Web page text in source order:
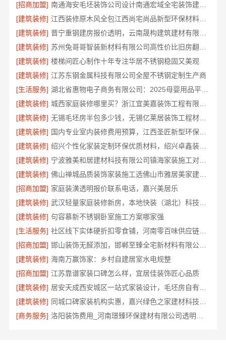
[招商加盟]
南通海安毛坯装饰公司设计南通宏域全宅装饰建材有限公司
[建筑装修]
江西装修原木风全包江西尚宅尚品新型环保材料有限公司
[建筑装修]
[建筑装修]
[建筑装修] 楼梯间匠心制作十年专注华居不锈钢稳固又美观
[建筑装修] 江苏东钢金属科技有限公司全屋不锈钢定制生产商
[生活服务]
湖北省惠物电子商务有限公司：2025母婴用品平台优缺点测评
[建筑装修]
[建筑装修]
无锡毛坯房半包多少钱，无锡亿莱居装饰工程材料有限公司
[建筑装修]
国内专业室内装修费用预算，江西圣匠新型环保材料有限公司
[建筑装修]
绍兴个性化家装定制环保优质材料，绍兴卓鑫装饰材料有限公司
[建筑装修]
宁波雅美和居建材科技有限公司镇海家装施工对接渠道
[建筑装修]
佛山禅城品质装饰家装施工选佛山市雅居美家建筑装饰工程有限公司
[招商加盟] 家庭装潢透明报价联系电话，嘉兴美居乐
[建筑装修]
[建筑装修] 句容慕新不锈钢卧室施工方案哪家强
[生活服务]
社区线下实体硬折扣零食铺，河南零百味供应链有限公司全域盈利
[招商加盟]
邯山装饰无醛添加，邯郸至臻全宅新材料有限公司守护家人健康
[建筑装修] 海南万赢饰家：乡村自建居室水电规整
[招商加盟] 江苏靠谱家装口碑怎么样，宜居佳装饰匠心品质
[建筑装修]
[建筑装修]
[商务服务]